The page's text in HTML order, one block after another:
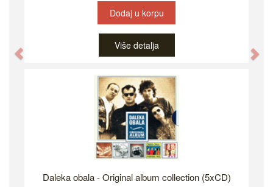
Dodaj u korpu
Više detalja
Daleka obala - Original album collection (5xCD)